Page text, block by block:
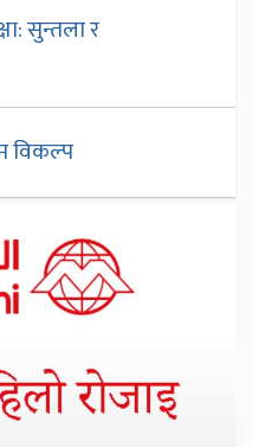
सुन्तला र
विकल्प